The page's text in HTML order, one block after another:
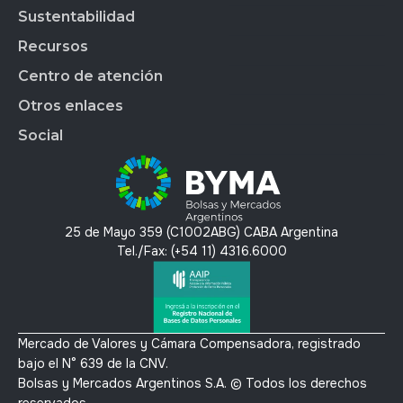
Indices
Soluciones Tecnológicas
OMS
Anima
BYMADATA
BYMA DIGITAL
BYMALAB
Gobierno Corporativo
Acción de BYMA
Hechos Relevantes
Calendario Anual de RI
Grupo BYMA
Nuestra gente
Trabajá en BYMA
APLICAR
BYMA VENTURES
Sustentabilidad
Reportes
Gestión Interna
Índice de Sustentabilidad
Panel de Bonos SVS
Panel de Bonos VS
Mercado Voluntario de Carbono
Recursos
BYMA Newsroom
Kit de Prensa BYMA
Centro de atención
Contacto
Preguntas Frecuentes
Otros enlaces
T´érminos y condiciones
Política de privacidad y protección de datos
Social
Youtube25 de Mayo 359 (C1002ABG) CABA Argentina
Tel./Fax: (+54 11) 4316.6000
Mercado de Valores y Cámara Compensadora, registrado
bajo el N° 639 de la CNV.
Bolsas y Mercados Argentinos S.A. © Todos los derechos